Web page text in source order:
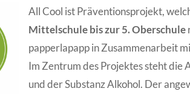
All Cool ist Präventionsprojekt,
Mittelschule bis zur 5. Oberschule
papperlapapp in Zusammenarbeit
Im Zentrum des Projektes steht die
und der Substanz Alkohol. Der